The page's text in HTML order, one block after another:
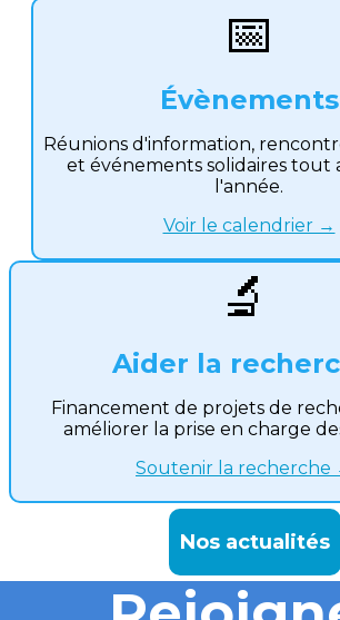
📅
Évènements
Réunions d'information,
et événements solidaires tout
l'année.
Voir le calendrier →
🔬
Aider la
Financement de projets de
améliorer la prise en charge
Soutenir la recherche
Nos actualités